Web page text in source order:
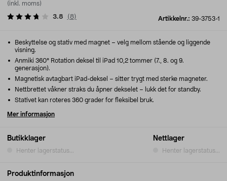
(inkl. moms)
Artikkelnr.: 39-3753-1
3.8 (8)
Butikklager
Henter lagerstatus...
Nettlager
Henter lagerstatus...
Beskyttelse og stativ med magnet – velg mellom stående og liggende
visning.
Anmiki 360° Rotation deksel til iPad 10,2 tommer (7., 8. og 9.
generasjon).
Magnetisk avtagbart iPad-deksel – sitter trygt med sterke magneter.
Nettbrettet våkner straks du åpner dekselet – lukk det for standby.
Stativet kan roteres 360 grader for fleksibel bruk.
Mer informasjon
Produktinformasjon